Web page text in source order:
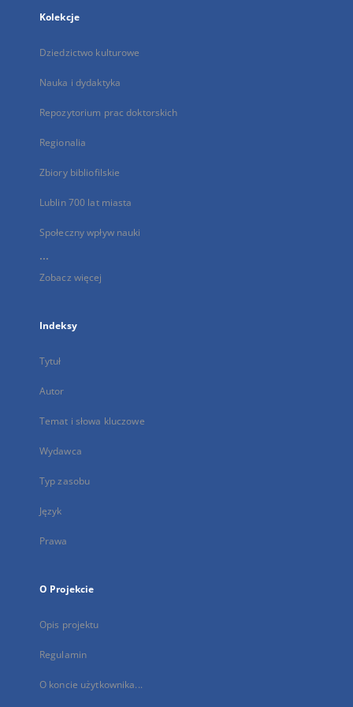
Kolekcje
Dziedzictwo kulturowe
Nauka i dydaktyka
Repozytorium prac doktorskich
Regionalia
Zbiory bibliofilskie
Lublin 700 lat miasta
Społeczny wpływ nauki
...
Zobacz więcej
Indeksy
Tytuł
Autor
Temat i słowa kluczowe
Wydawca
Typ zasobu
Język
Prawa
O Projekcie
Opis projektu
Regulamin
O koncie użytkownika...